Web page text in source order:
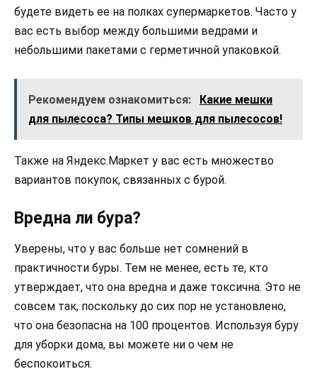
будете видеть ее на полках супермаркетов. Часто у
вас есть выбор между большими ведрами и
небольшими пакетами с герметичной упаковкой.
Рекомендуем ознакомиться:
Какие мешки
для пылесоса? Типы мешков для пылесосов!
Также на Яндекс.Маркет у вас есть множество
вариантов покупок, связанных с бурой.
Вредна ли бура?
Уверены, что у вас больше нет сомнений в
практичности буры. Тем не менее, есть те, кто
утверждает, что она вредна и даже токсична. Это не
совсем так, поскольку до сих пор не установлено,
что она безопасна на 100 процентов. Используя буру
для уборки дома, вы можете ни о чем не
беспокоиться.